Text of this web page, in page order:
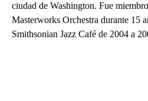
ciudad de Washington. Fue
Masterworks Orchestra durante 15
Smithsonian Jazz Café de 2004 a